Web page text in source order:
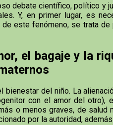
debate científico, político y
Y, en primer lugar, es
este fenómeno, se trata de
el bagaje y la
del niño. La
con el amor del otro),
o menos graves, de salud
por la autoridad,